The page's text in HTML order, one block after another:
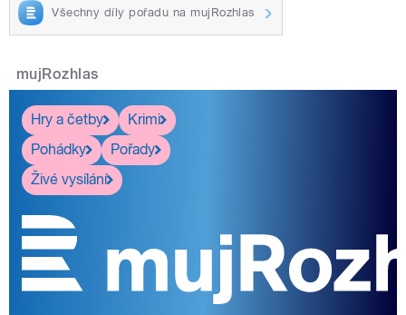
Všechny díly pořadu na mujRozhlas
mujRozhlas
Hry a četby
Krimi
Pohádky
Pořady
Živé vysílání